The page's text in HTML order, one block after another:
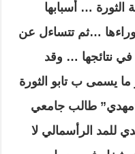
… أسبابها
…ثم تتساءل عن
نتائجها … وقد
يسمى ب تابو الثورة
طالب جامعي
للمد الرأسمالي لا